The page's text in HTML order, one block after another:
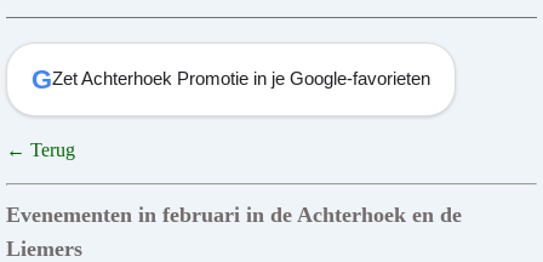
GZet Achterhoek Promotie in je Google-favorieten
← Terug
Evenementen in februari in de Achterhoek en de
Liemers